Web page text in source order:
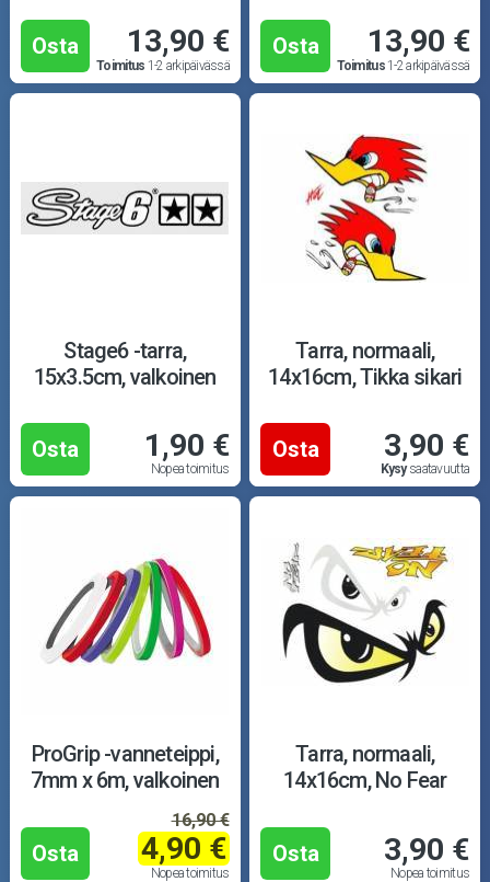
Osta 13,90 €
Toimitus 1-2 arkipäivässä
Osta 13,90 €
Toimitus1-2 arkipäivässä
Stage6 -tarra,
15x3.5cm, valkoinen
Osta 1,90 €
Nopea toimitus
Tarra, normaali,
14x16cm, Tikka sikari
Osta 3,90 €
Kysysaatavuutta
ProGrip -vanneteippi,
7mm x 6m, valkoinen
Osta
16,90 €
4,90 €
Nopea toimitus
Tarra, normaali,
14x16cm, No Fear
Osta 3,90 €
Nopea toimitus